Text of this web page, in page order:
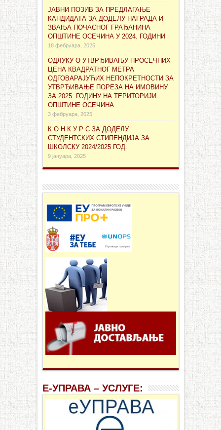
ЈАВНИ ПОЗИВ ЗА ПРЕДЛАГАЊЕ
КАНДИДАТА ЗА ДОДЕЛУ НАГРАДА И
ЗВАЊА ПОЧАСНОГ ГРАЂАНИНА
ОПШТИНЕ ОСЕЧИНА У 2024. ГОДИНИ
18 фебруара, 2025
ОДЛУКУ О УТВРЂИВАЊУ ПРОСЕЧНИХ
ЦЕНА КВАДРАТНОГ МЕТРА
ОДГОВАРАЈУЋИХ НЕПОКРЕТНОСТИ ЗА
УТВРЂИВАЊЕ ПОРЕЗА НА ИМОВИНУ
ЗА 2025. ГОДИНУ НА ТЕРИТОРИЈИ
ОПШТИНЕ ОСЕЧИНА
3 фебруара, 2025
К О Н К У Р С ЗА ДОДЕЛУ
СТУДЕНТСКИХ СТИПЕНДИЈА ЗА
ШКОЛСКУ 2024/2025 ГОД.
9 јануара, 2025
Е-УПРАВА – УСЛУГЕ: